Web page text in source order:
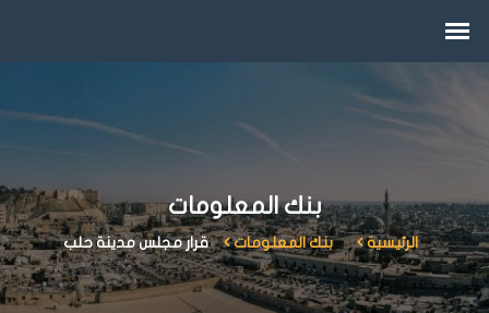
بنك المعلومات
الرئيسية بنك المعلومات قرار مجلس مدينة حلب